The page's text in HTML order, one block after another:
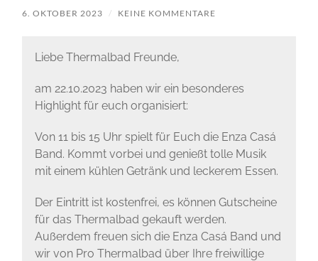
6. OKTOBER 2023 / KEINE KOMMENTARE
Liebe Thermalbad Freunde,
am 22.10.2023 haben wir ein besonderes
Highlight für euch organisiert:
Von 11 bis 15 Uhr spielt für Euch die Enza Casá
Band. Kommt vorbei und genießt tolle Musik
mit einem kühlen Getränk und leckerem Essen.
Der Eintritt ist kostenfrei, es können Gutscheine
für das Thermalbad gekauft werden.
Außerdem freuen sich die Enza Casá Band und
wir von Pro Thermalbad über Ihre freiwillige